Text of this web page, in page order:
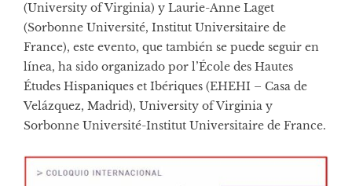
(University of Virginia) y Laurie-Anne Laget
(Sorbonne Université, Institut Universitaire de
France), este evento, que también se puede seguir en
línea, ha sido organizado por l’École des Hautes
Études Hispaniques et Ibériques (EHEHI – Casa de
Velázquez, Madrid), University of Virginia y
Sorbonne Université-Institut Universitaire de France.